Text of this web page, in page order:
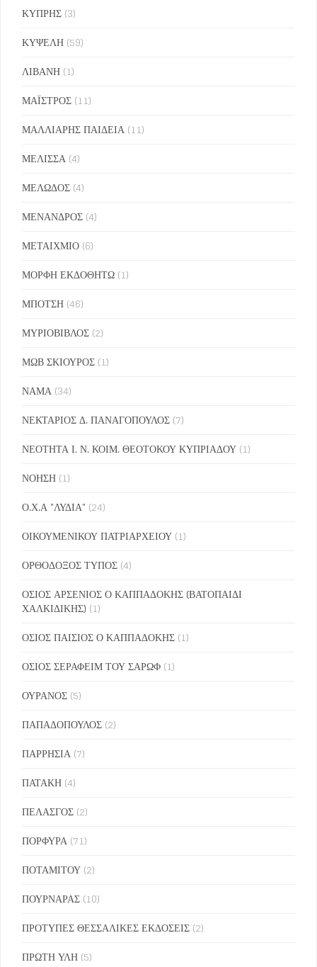
ΚΥΠΡΗΣ (3)
ΚΥΨΕΛΗ (59)
ΛΙΒΑΝΗ (1)
ΜΑΪΣΤΡΟΣ (11)
ΜΑΛΛΙΑΡΗΣ ΠΑΙΔΕΙΑ (11)
ΜΕΛΙΣΣΑ (4)
ΜΕΛΩΔΟΣ (4)
ΜΕΝΑΝΔΡΟΣ (4)
ΜΕΤΑΙΧΜΙΟ (6)
ΜΟΡΦΗ ΕΚΔΟΘΗΤΩ (1)
ΜΠΟΤΣΗ (46)
ΜΥΡΙΟΒΙΒΛΟΣ (2)
ΜΩΒ ΣΚΙΟΥΡΟΣ (1)
ΝΑΜΑ (34)
ΝΕΚΤΑΡΙΟΣ Δ. ΠΑΝΑΓΟΠΟΥΛΟΣ (7)
ΝΕΟΤΗΤΑ Ι. Ν. ΚΟΙΜ. ΘΕΟΤΟΚΟΥ ΚΥΠΡΙΑΔΟΥ (1)
ΝΟΗΣΗ (1)
Ο.Χ.Α "ΛΥΔΙΑ" (24)
ΟΙΚΟΥΜΕΝΙΚΟΥ ΠΑΤΡΙΑΡΧΕΙΟΥ (1)
ΟΡΘΟΔΟΞΟΣ ΤΥΠΟΣ (4)
ΟΣΙΟΣ ΑΡΣΕΝΙΟΣ Ο ΚΑΠΠΑΔΟΚΗΣ (ΒΑΤΟΠΑΙΔΙ
ΧΑΛΚΙΔΙΚΗΣ) (1)
ΟΣΙΟΣ ΠΑΙΣΙΟΣ Ο ΚΑΠΠΑΔΟΚΗΣ (1)
ΟΣΙΟΣ ΣΕΡΑΦΕΙΜ ΤΟΥ ΣΑΡΩΦ (1)
ΟΥΡΑΝΟΣ (5)
ΠΑΠΑΔΟΠΟΥΛΟΣ (2)
ΠΑΡΡΗΣΙΑ (7)
ΠΑΤΑΚΗ (4)
ΠΕΛΑΣΓΟΣ (2)
ΠΟΡΦΥΡΑ (71)
ΠΟΤΑΜΙΤΟΥ (2)
ΠΟΥΡΝΑΡΑΣ (10)
ΠΡΟΤΥΠΕΣ ΘΕΣΣΑΛΙΚΕΣ ΕΚΔΟΣΕΙΣ (2)
ΠΡΩΤΗ ΥΛΗ (5)